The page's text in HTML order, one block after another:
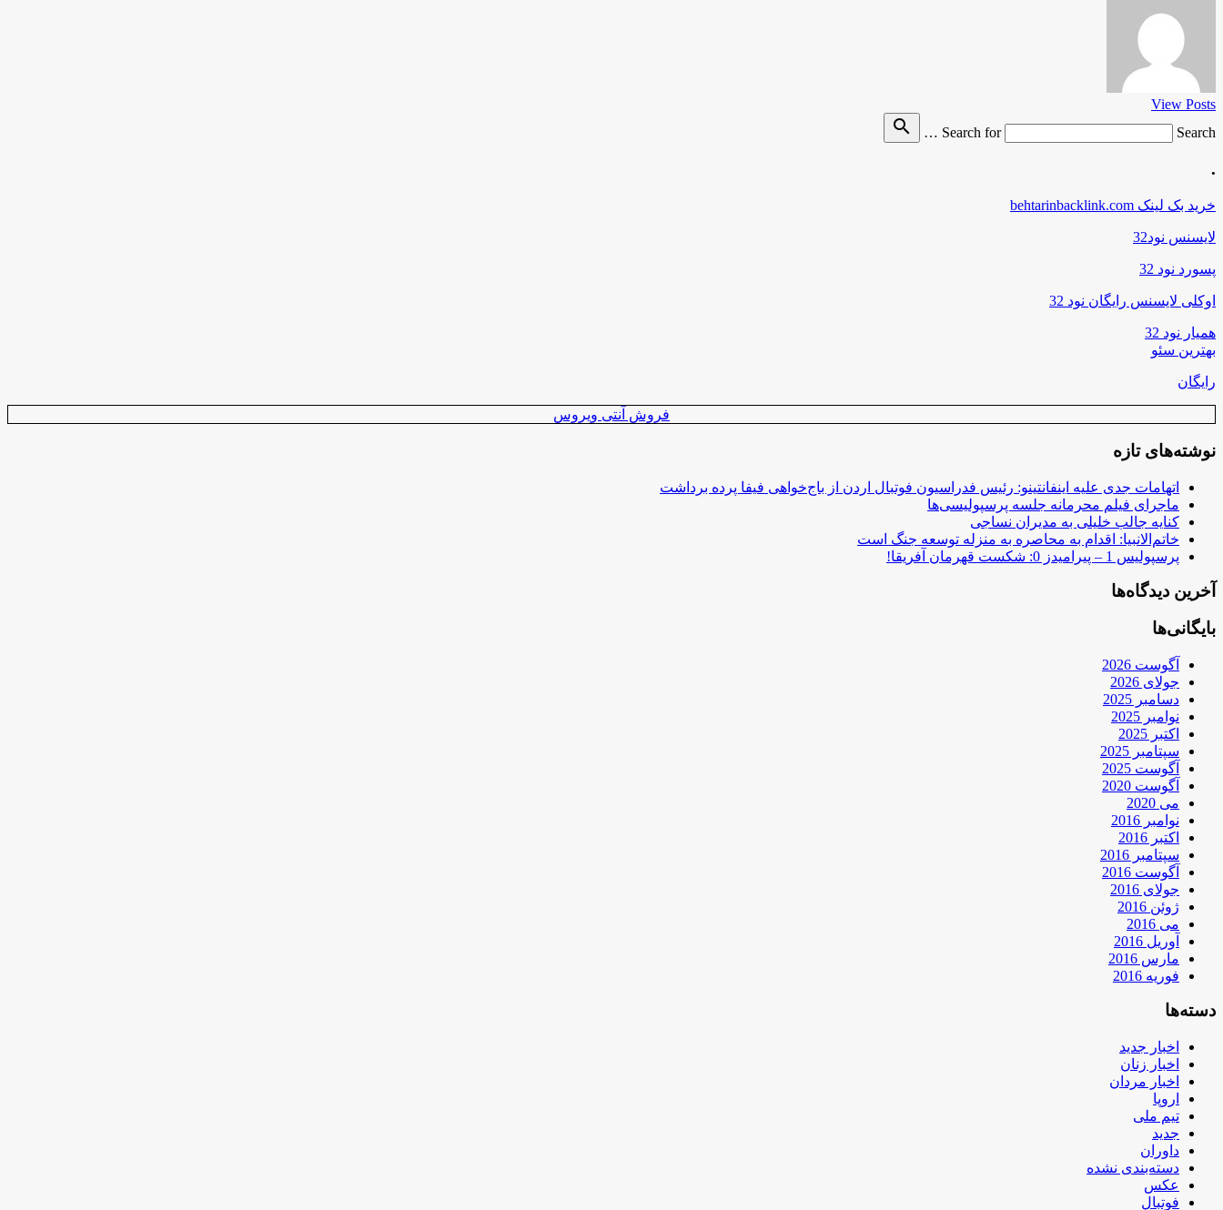
View Posts
Search for
Search …
search
.
خرید بک لینک behtarinbacklink.com
لایسنس نود32
پسورد نود 32
اوکلی لایسنس رایگان نود 32
همیار نود 32
بهترین سئو
رایگان
فروش آنتی ویروس
نوشته‌های تازه
اتهامات جدی علیه اینفانتینو: رئیس فدراسیون فوتبال اردن از باج‌خواهی فیفا پرده برداشت
ماجرای فیلم محرمانه جلسه پرسپولیسی‌ها
کنایه جالب خلیلی به مدیران نساجی
خاتم‌الانبیا: اقدام به محاصره به منزله توسعه جنگ است
پرسپولیس 1 – پیرامیدز 0: شکست قهرمان آفریقا!
آخرین دیدگاه‌ها
بایگانی‌ها
آگوست 2026
جولای 2026
دسامبر 2025
نوامبر 2025
اکتبر 2025
سپتامبر 2025
آگوست 2025
آگوست 2020
می 2020
نوامبر 2016
اکتبر 2016
سپتامبر 2016
آگوست 2016
جولای 2016
ژوئن 2016
می 2016
آوریل 2016
مارس 2016
فوریه 2016
دسته‌ها
اخبار جدید
اخبار زنان
اخبار مردان
اروپا
تیم ملی
جدید
داوران
دسته‌بندی نشده
عکس
فوتبال